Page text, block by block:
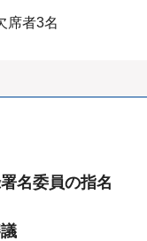
席者3名
名委員の指名